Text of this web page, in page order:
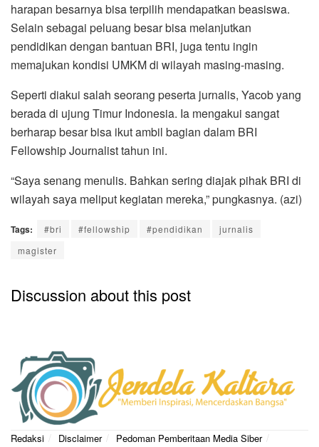
harapan besarnya bisa terpilih mendapatkan beasiswa.
Selain sebagai peluang besar bisa melanjutkan
pendidikan dengan bantuan BRI, juga tentu ingin
memajukan kondisi UMKM di wilayah masing-masing.
Seperti diakui salah seorang peserta jurnalis, Yacob yang
berada di ujung Timur Indonesia. Ia mengakui sangat
berharap besar bisa ikut ambil bagian dalam BRI
Fellowship Journalist tahun ini.
“Saya senang menulis. Bahkan sering diajak pihak BRI di
wilayah saya meliput kegiatan mereka,” pungkasnya. (azi)
Tags: #bri #fellowship #pendidikan
jurnalis
magister
Discussion about this post
Redaksi Disclaimer Pedoman Pemberitaan Media Siber